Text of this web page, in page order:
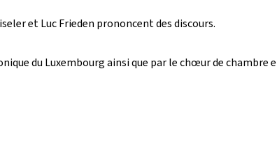
et Luc Frieden prononcent des discours.
du Luxembourg ainsi que par le chœur de chambre